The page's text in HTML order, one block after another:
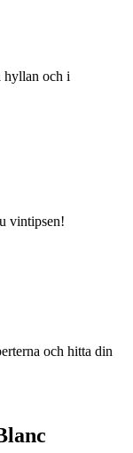
hyllan och i
vintipsen!
och hitta din